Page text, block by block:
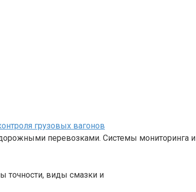
грузовых вагонов
перевозками. Системы мониторинга и
точности, виды смазки и